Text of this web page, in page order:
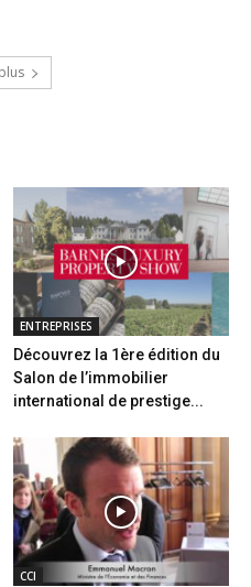
ENTREPRISES
Découvrez la 1ère édition du
Salon de l’immobilier
international de prestige...
CCI